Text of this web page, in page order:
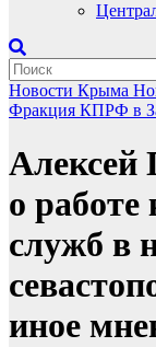
Новости Крыма
Фракция КПРФ в
Алексей
о
служб в
иное